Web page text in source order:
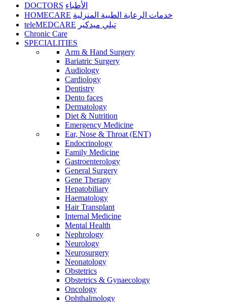
DOCTORS الأطباء
HOMECARE خدمات الرعاية الطبية المنزلية
teleMEDCARE تيلي ميدكير
Chronic Care
SPECIALITIES
Arm & Hand Surgery
Bariatric Surgery
Audiology
Cardiology
Dentistry
Dento faces
Dermatology
Diet & Nutrition
Emergency Medicine
Ear, Nose & Throat (ENT)
Endocrinology
Family Medicine
Gastroenterology
General Surgery
Gene Therapy
Hepatobiliary
Haematology
Hair Transplant
Internal Medicine
Mental Health
Nephrology
Neurology
Neurosurgery
Neonatology
Obstetrics
Obstetrics & Gynaecology
Oncology
Ophthalmology